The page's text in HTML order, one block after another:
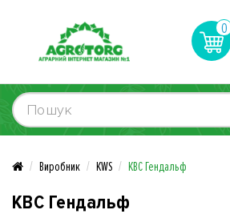
0
Виробник KWS КВС Гендальф
КВС Гендальф